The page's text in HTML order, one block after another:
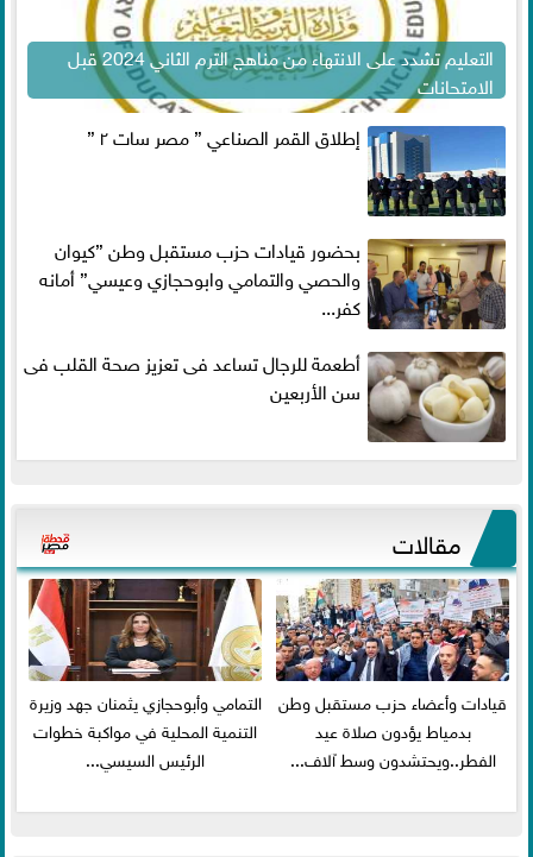
التعليم تشدد على الانتهاء من مناهج الترم الثاني 2024 قبل
الامتحانات
إطلاق القمر الصناعي ” مصر سات ٢ ”
بحضور قيادات حزب مستقبل وطن ”كيوان
والحصي والتمامي وابوحجازي وعيسي” أمانه
كفر...
أطعمة للرجال تساعد فى تعزيز صحة القلب فى
سن الأربعين
مقالات
قيادات وأعضاء حزب مستقبل وطن
بدمياط يؤدون صلاة عيد
الفطر..ويحتشدون وسط آلاف...
التمامي وأبوحجازي يثمنان جهد وزيرة
التنمية المحلية في مواكبة خطوات
الرئيس السيسي...